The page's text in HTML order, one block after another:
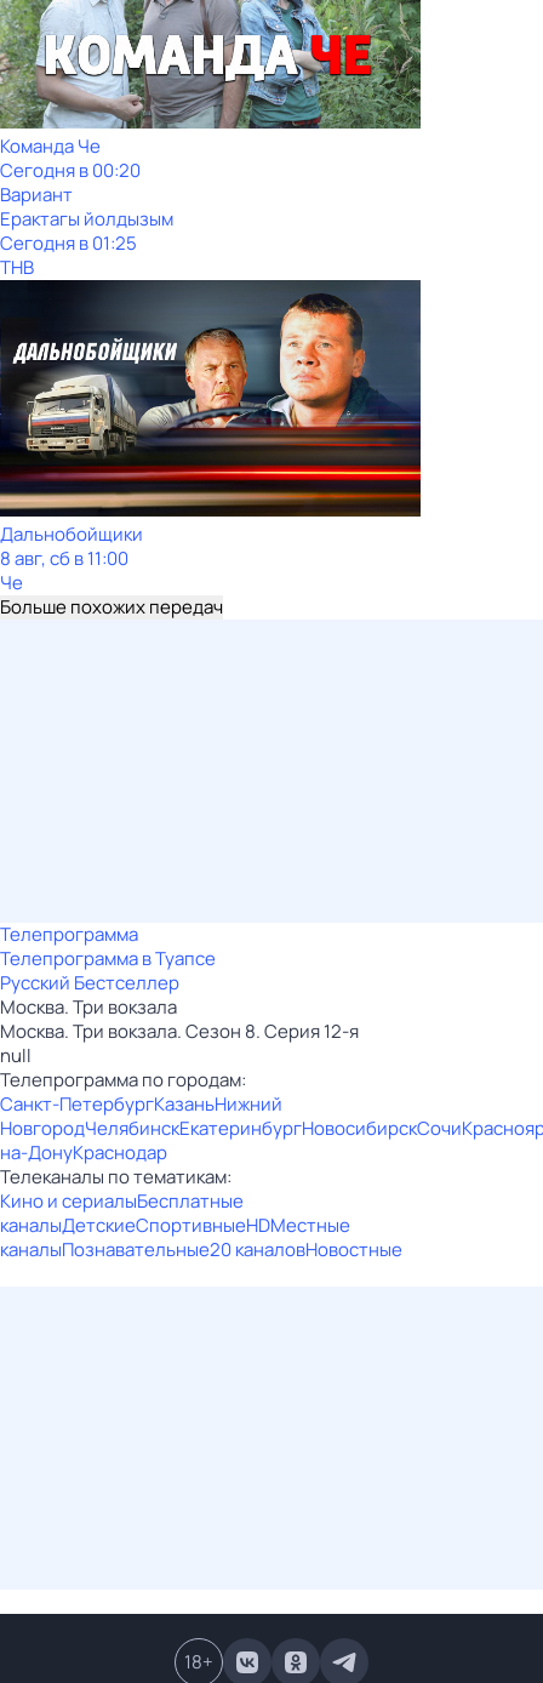
Команда Че
Сегодня в 00:20
Вариант
Ерактагы йолдызым
Сегодня в 01:25
ТНВ
Дальнобойщики
8 авг, сб в 11:00
Че
Больше похожих передач
Телепрограмма
Телепрограмма в Туапсе
Русский Бестселлер
Москва. Три вокзала
Москва. Три вокзала. Сезон 8. Серия 12-я
null
Телепрограмма по городам:
Санкт-ПетербургКазаньНижний
НовгородЧелябинскЕкатеринбургНовосибирскСочи
на-ДонуКраснодар
Телеканалы по тематикам:
Кино и сериалыБесплатные
каналыДетскиеСпортивныеHDМестные
каналыПознавательные20 каналовНовостные
18+